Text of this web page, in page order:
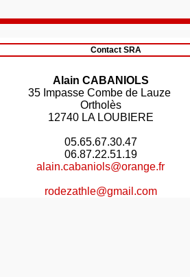
Contact SRA
Alain CABANIOLS
35 Impasse Combe de Lauze
Ortholès
12740 LA LOUBIERE
05.65.67.30.47
06.87.22.51.19
alain.cabaniols@orange.fr
rodezathle@gmail.com